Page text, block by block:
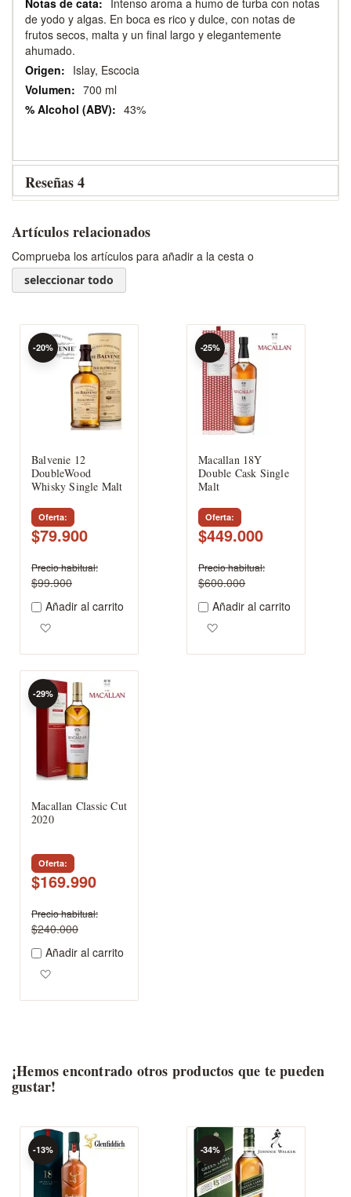
de yodo y algas. En boca es rico y dulce, con notas de
frutos secos, malta y un final largo y elegantemente
ahumado.
Islay, Escocia
700 ml
43%
Reseñas4
Artículos relacionados
Comprueba los artículos para añadir a la cesta o
seleccionar todo
Balvenie 12
DoubleWood
Whisky Single Malt
Oferta
$79.900
-20%
Precio habitual
$99.900
Añadir al carrito
Macallan 18Y
Double Cask Single
Malt
Oferta
$449.000
-25%
Precio habitual
$600.000
Añadir al carrito
Macallan Classic Cut
2020
Oferta
$169.990
-29%
Precio habitual
$240.000
Añadir al carrito
¡Hemos encontrado otros productos que te pueden
gustar!
-13% -34%